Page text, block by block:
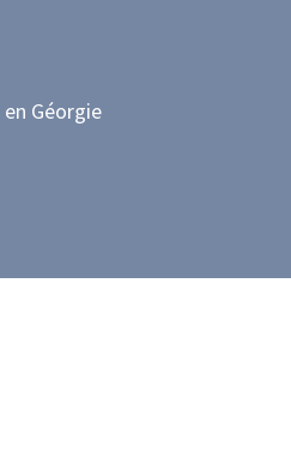
en Géorgie